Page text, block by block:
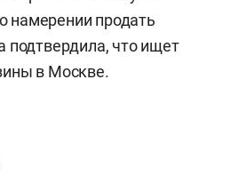
продать
подтвердила, что ищет
в Москве.